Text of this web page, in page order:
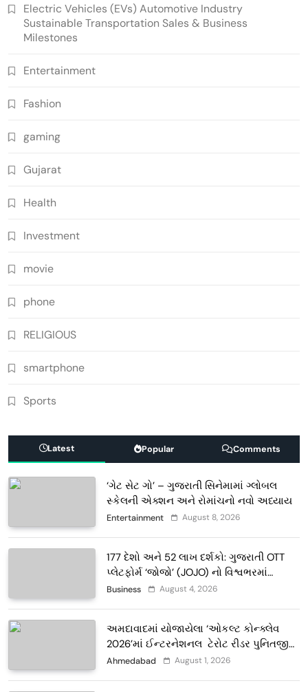
Electric Vehicles (EVs) Automotive Industry
Sustainable Transportation Sales & Business
Milestones
Entertainment
Fashion
gaming
Gujarat
Health
Investment
movie
phone
RELIGIOUS
smartphone
Sports
Latest Popular Comments
‘ગેટ સેટ ગો’ – ગુજરાતી સિનેમામાં ગ્લોબલ
સ્કેલની એક્શન અને રોમાંચનો નવો અધ્યાય
Entertainment August 8, 2026
177 દેશો અને 52 લાખ દર્શકો: ગુજરાતી OTT
પ્લેટફોર્મ ‘જોજો’ (JOJO) નો વિશ્વભરમાં
દબદબો
Business August 4, 2026
અમદાવાદમાં યોજાયેલા ‘ઓકલ્ટ કોન્ક્લેવ
2026’માં ઈન્ટરનેશનલ ટેરોટ રીડર પુનિતજી
લુલ્લા એ ટેરોટ કાર્ડ રીડિંગ અંગે માહિતી આપી
Ahmedabad August 1, 2026